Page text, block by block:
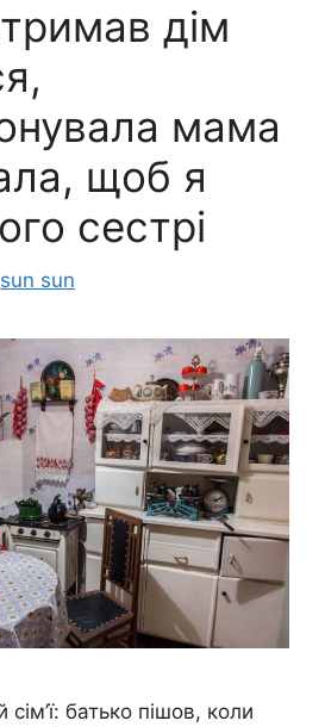
дім
мама
щоб я
сестрі
sun sun
сім’ї: батько пішов, коли